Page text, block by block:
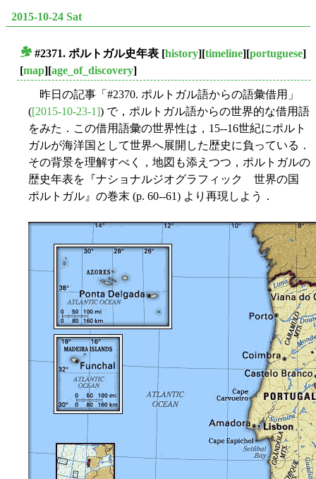
2015-10-24 Sat
#2371. ポルトガル史年表 [history][timeline][portuguese]
[map][age_of_discovery]
昨日の記事「#2370. ポルトガル語からの語彙借用」
([2015-10-23-1]) で，ポルトガル語からの世界的な借用語
をみた．この借用語彙の世界性は，15--16世紀にポルト
ガルが海洋国として世界へ展開した歴史に負っている．
その背景を理解すべく，地図も添えつつ，ポルトガルの
歴史年表を『ナショナルジオグラフィック 世界の国
ポルトガル』の巻末 (p. 60--61) より再現しよう．